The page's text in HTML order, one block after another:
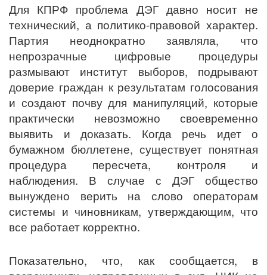
Для КПРФ проблема ДЭГ давно носит не
технический, а политико-правовой характер.
Партия неоднократно заявляла, что
непрозрачные цифровые процедуры
размывают институт выборов, подрывают
доверие граждан к результатам голосования
и создают почву для манипуляций, которые
практически невозможно своевременно
выявить и доказать. Когда речь идет о
бумажном бюллетене, существует понятная
процедура пересчета, контроля и
наблюдения. В случае с ДЭГ общество
вынуждено верить на слово операторам
системы и чиновникам, утверждающим, что
все работает корректно.
Показательно, что, как сообщается, в